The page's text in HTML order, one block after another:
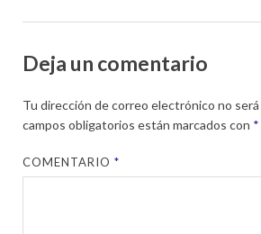
Deja un comentario
Tu dirección de correo electrónico no será
campos obligatorios están marcados con *
COMENTARIO*